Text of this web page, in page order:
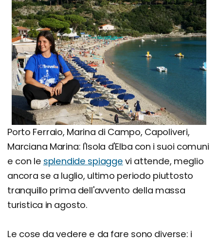
Porto Ferraio, Marina di Campo, Capoliveri,
Marciana Marina: l'Isola d'Elba con i suoi comuni
e con le splendide spiagge vi attende, meglio
ancora se a luglio, ultimo periodo piuttosto
tranquillo prima dell'avvento della massa
turistica in agosto.
Le cose da vedere e da fare sono diverse: i